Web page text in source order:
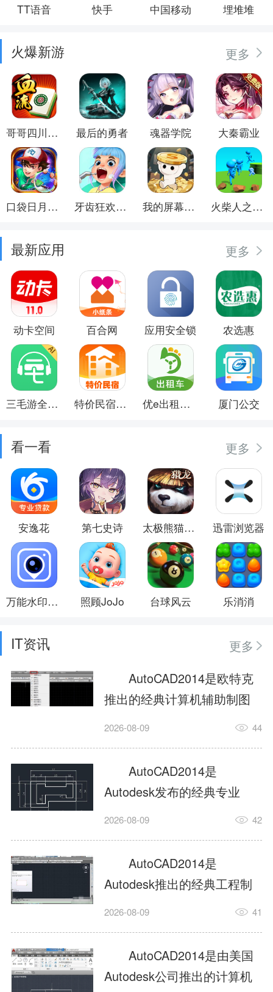
TT语音 快手 中国移动 埋堆堆
火爆新游 更多
哥哥四川麻将 最后的勇者 魂器学院 大秦霸业
口袋日月游戏软件 牙齿狂欢派对 我的屏幕在喷钱 火柴人之觉醒年代
最新应用 更多
动卡空间 百合网 应用安全锁 农选惠
三毛游全球景点讲解语音导游 特价民宿预订 优e出租司机 厦门公交
看一看 更多
安逸花 第七史诗 太极熊猫3:猎龙 迅雷浏览器
万能水印相机 照顾JoJo 台球风云 乐消消
IT资讯
更多
AutoCAD2014是欧特克
推出的经典计算机辅助制图
工具，主打稳定2D施工图绘
行业工程设计。版本新增图
纸标签页、实景地理地图、
协同设计交流模块，优化命
令行智能纠错与图层批量管
理，支持Win8触屏操作、点
云扫描数据导入，兼容各类
DWG图纸格式，文件互通...
2026-08-09 44
AutoCAD2014是
Autodesk发布的经典专业
CAD制图设计软件，是工程
绘图工具。软件专注精准二
维绘图、图纸编辑、参数化
设计及基础三维建模，广泛
应用于建筑设计、机械制
造、土木工程、室内设计等
多个行业。软件优化绘图流
畅度与文件兼容性，支持参
2026-08-09 42
AutoCAD2014是
Autodesk推出的经典工程制
图设计软件，主打高效精准
建模作业，适配建筑、机
械、市政、室内设计等多行
业场景。软件优化运行机制
2026-08-09 41
AutoCAD2014是由美国
Autodesk公司推出的计算机